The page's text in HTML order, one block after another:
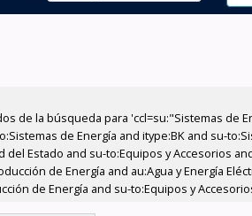
de la búsqueda para 'ccl=su:"Sistemas de
de Energía and itype:BK and su-
del Estado and su-to:Equipos y Accesorios
de Energía and au:Agua y Energía
de Energía and su-to:Equipos y